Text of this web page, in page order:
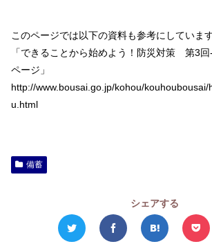
このページでは以下の資料も参考にしています
「できることから始めよう！防災対策 第3回
ページ」
http://www.bousai.go.jp/kohou/
u.html
備蓄
シェアする